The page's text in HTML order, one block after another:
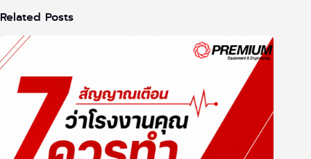
Related Posts